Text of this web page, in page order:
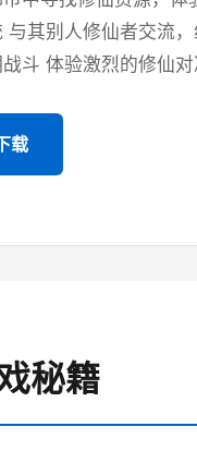
与其别人修仙者交流
斗 体验激烈的修仙
载
秘籍